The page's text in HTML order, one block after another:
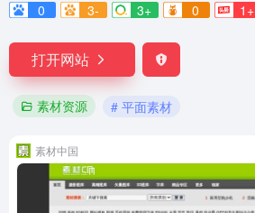
0
3- 3+ 0 1+
打开网站
素材资源 # 平面素材
素材中国